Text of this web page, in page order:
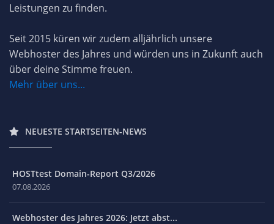
Leistungen zu finden.
Seit 2015 küren wir zudem alljährlich unsere
Webhoster des Jahres und würden uns in Zukunft auch
über deine Stimme freuen.
Mehr über uns...
NEUESTE STARTSEITEN-NEWS
HOSTtest Domain-Report Q3/2026
07.08.2026
Webhoster des Jahres 2026: Jetzt abst...